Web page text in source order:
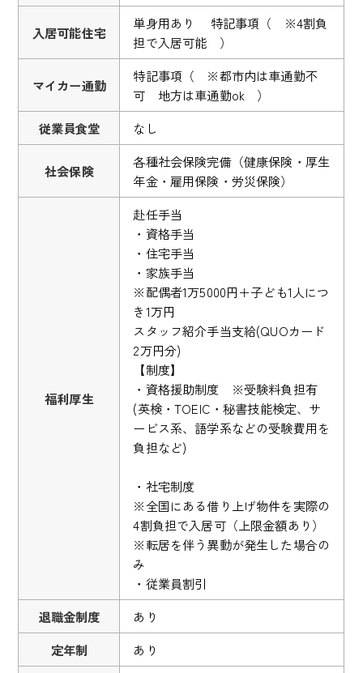
入居可能住宅
単身用あり 特記事項（ ※4割負
担で入居可能 ）
マイカー通勤
特記事項（ ※都市内は車通勤不
可 地方は車通勤ok ）
従業員食堂
なし
社会保険
各種社会保険完備（健康保険・厚生
年金・雇用保険・労災保険）
福利厚生
赴任手当
・資格手当
・住宅手当
・家族手当
※配偶者1万5000円＋子ども1人につ
き1万円
スタッフ紹介手当支給(QUOカード
2万円分)
【制度】
・資格援助制度 ※受験料負担有
(英検・TOEIC・秘書技能検定、サ
ービス系、語学系などの受験費用を
負担など)
・社宅制度
※全国にある借り上げ物件を実際の
4割負担で入居可（上限金額あり）
※転居を伴う異動が発生した場合の
み
・従業員割引
退職金制度
あり
定年制
あり